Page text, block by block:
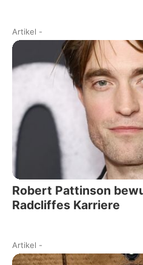
Artikel -
Robert Pattinson
Radcliffes Karriere
Artikel -